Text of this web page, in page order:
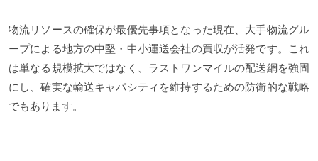
物流リソースの確保が最優先事項となった現在、大手物流グル
ープによる地方の中堅・中小運送会社の買収が活発です。これ
は単なる規模拡大ではなく、ラストワンマイルの配送網を強固
にし、確実な輸送キャパシティを維持するための防衛的な戦略
でもあります。